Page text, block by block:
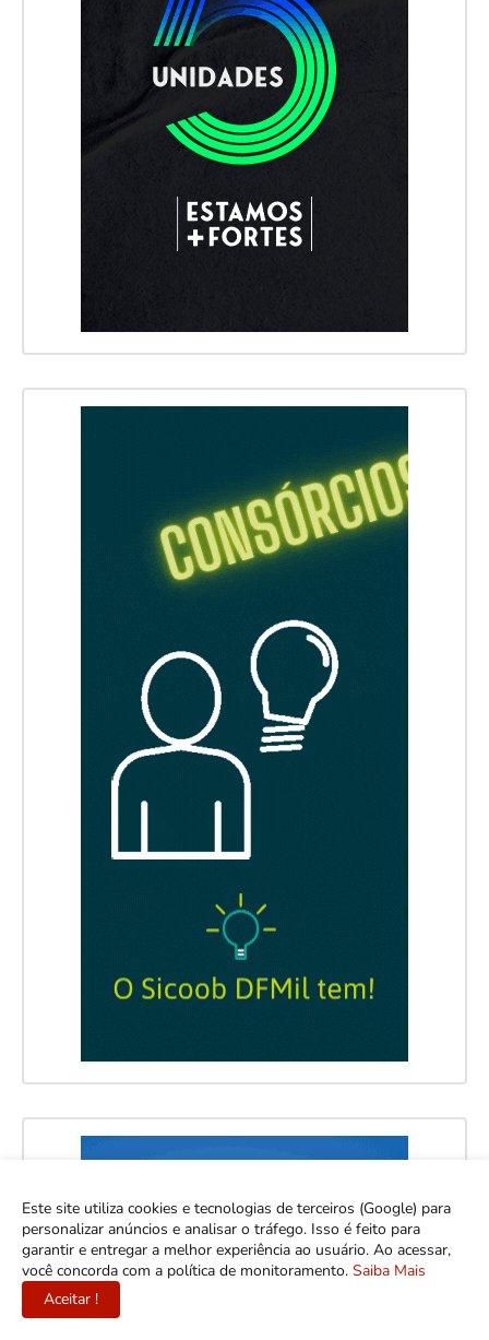
Este site utiliza cookies e tecnologias de terceiros (Google) para
personalizar anúncios e analisar o tráfego. Isso é feito para
garantir e entregar a melhor experiência ao usuário. Ao acessar,
você concorda com a política de monitoramento. Saiba Mais
Aceitar !